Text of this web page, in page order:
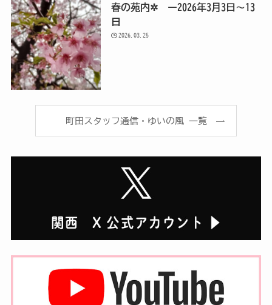
春の苑内✲ ー2026年3月3日～13
日
2026.03.25
町田スタッフ通信・ゆいの風 一覧